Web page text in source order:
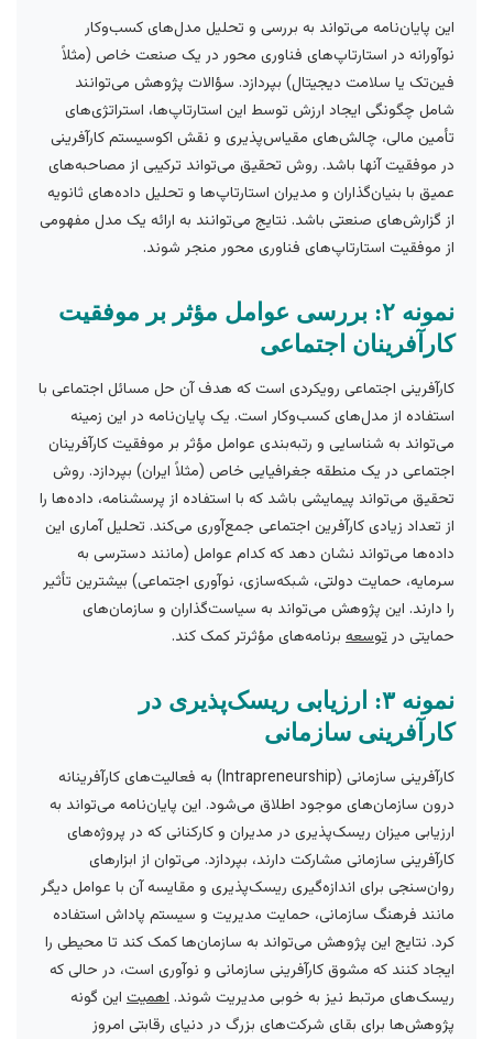
این پایان‌نامه می‌تواند به بررسی و تحلیل مدل‌های کسب‌وکار
نوآورانه در استارتاپ‌های فناوری محور در یک صنعت خاص (مثلاً
فین‌تک یا سلامت دیجیتال) بپردازد. سؤالات پژوهش می‌توانند
شامل چگونگی ایجاد ارزش توسط این استارتاپ‌ها، استراتژی‌های
تأمین مالی، چالش‌های مقیاس‌پذیری و نقش اکوسیستم کارآفرینی
در موفقیت آنها باشد. روش تحقیق می‌تواند ترکیبی از مصاحبه‌های
عمیق با بنیان‌گذاران و مدیران استارتاپ‌ها و تحلیل داده‌های ثانویه
از گزارش‌های صنعتی باشد. نتایج می‌توانند به ارائه یک مدل مفهومی
از موفقیت استارتاپ‌های فناوری محور منجر شوند.
نمونه ۲: بررسی عوامل مؤثر بر موفقیت
کارآفرینان اجتماعی
کارآفرینی اجتماعی رویکردی است که هدف آن حل مسائل اجتماعی با
استفاده از مدل‌های کسب‌وکار است. یک پایان‌نامه در این زمینه
می‌تواند به شناسایی و رتبه‌بندی عوامل مؤثر بر موفقیت کارآفرینان
اجتماعی در یک منطقه جغرافیایی خاص (مثلاً ایران) بپردازد. روش
تحقیق می‌تواند پیمایشی باشد که با استفاده از پرسشنامه، داده‌ها را
از تعداد زیادی کارآفرین اجتماعی جمع‌آوری می‌کند. تحلیل آماری این
داده‌ها می‌تواند نشان دهد که کدام عوامل (مانند دسترسی به
سرمایه، حمایت دولتی، شبکه‌سازی، نوآوری اجتماعی) بیشترین تأثیر
را دارند. این پژوهش می‌تواند به سیاست‌گذاران و سازمان‌های
حمایتی درتوسعه برنامه‌های مؤثرتر کمک کند.
نمونه ۳: ارزیابی ریسک‌پذیری در
کارآفرینی سازمانی
کارآفرینی سازمانی (Intrapreneurship) به فعالیت‌های کارآفرینانه
درون سازمان‌های موجود اطلاق می‌شود. این پایان‌نامه می‌تواند به
ارزیابی میزان ریسک‌پذیری در مدیران و کارکنانی که در پروژه‌های
کارآفرینی سازمانی مشارکت دارند، بپردازد. می‌توان از ابزارهای
روان‌سنجی برای اندازه‌گیری ریسک‌پذیری و مقایسه آن با عوامل دیگر
مانند فرهنگ سازمانی، حمایت مدیریت و سیستم پاداش استفاده
کرد. نتایج این پژوهش می‌تواند به سازمان‌ها کمک کند تا محیطی را
ایجاد کنند که مشوق کارآفرینی سازمانی و نوآوری است، در حالی که
ریسک‌های مرتبط نیز به خوبی مدیریت شوند. اهمیت این گونه
پژوهش‌ها برای بقای شرکت‌های بزرگ در دنیای رقابتی امروز